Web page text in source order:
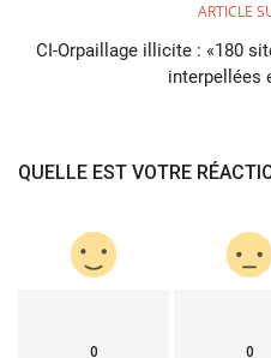
ARTICLE
CI-Orpaillage illicite : «180
interpellées
QUELLE EST VOTRE
0 0